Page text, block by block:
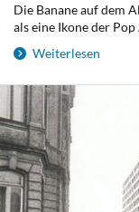
Die Banane auf dem
als eine Ikone der
Weiterlesen